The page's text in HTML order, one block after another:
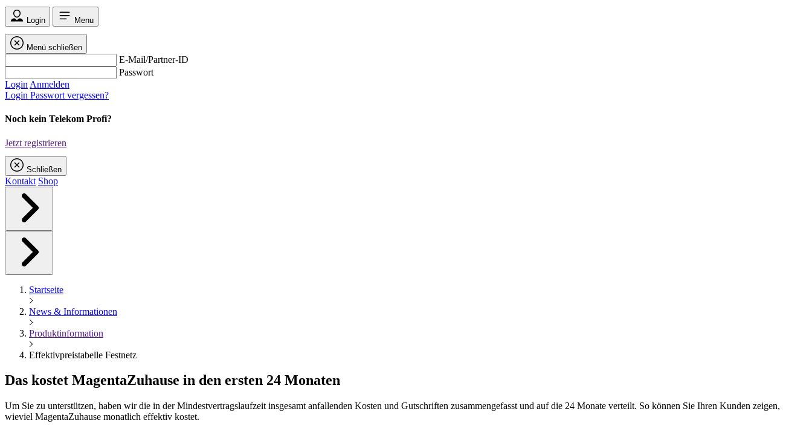
Login Menu
Menü schließen
E-Mail/Partner-ID
Passwort
Login Anmelden
Login Passwort vergessen?
Noch kein Telekom Profi?
Jetzt registrieren
Schließen
Kontakt Shop
Startseite
News & Informationen
Produktinformation
Effektivpreistabelle Festnetz
Das kostet MagentaZuhause in den ersten 24 Monaten
Um Sie zu unterstützen, haben wir die in der Mindestvertragslaufzeit insgesamt anfallenden Kosten und Gutschriften zusammengefasst und auf die 24 Monate verteilt. So können Sie Ihren Kunden zeigen,
wieviel MagentaZuhause monatlich effektiv kostet.